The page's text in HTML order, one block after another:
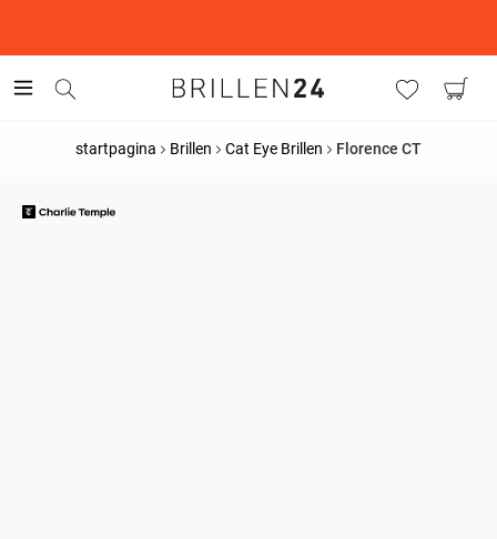
startpagina Brillen Cat Eye Brillen Florence CT